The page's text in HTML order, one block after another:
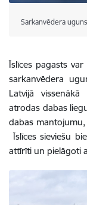
Sarkanvēdera
Īslīces pagasts
sarkanvēdera
Latvijā
atrodas dabas
dabas
Īslīces sieviešu
attīrīti un pielāgoti